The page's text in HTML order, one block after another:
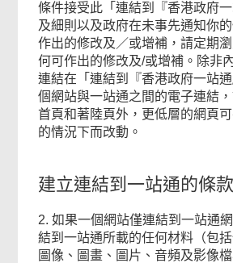
條件接受此「連結到『香港政府
及細則以及政府在未事先通知你
作出的修改及／或增補，請定期
何可作出的修改及/或增補。除非
連結在「連結到『香港政府一站
個網站與一站通之間的電子連結
首頁和著陸頁外，更低層的網頁
的情況下而改動。
建立連結到一站通的條
2. 如果一個網站僅連結到一站通
結到一站通所載的任何材料（包
圖像、圖畫、圖片、音頻及影像